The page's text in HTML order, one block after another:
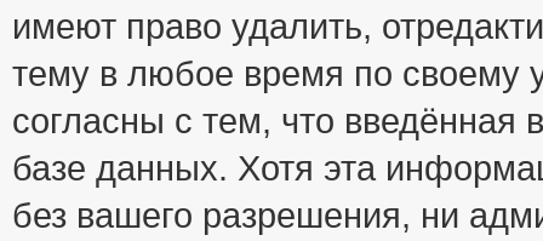
имеют право удалить,
тему в любое время по своему
согласны с тем, что
базе данных. Хотя эта
без вашего разрешения, ни